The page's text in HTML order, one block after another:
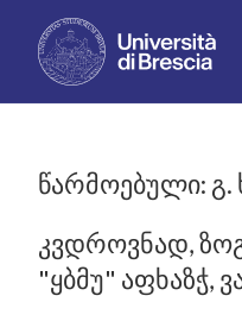
წარმოებული: გ.
კვდროვნად,
"ყბმუ" აფხაზჭ,